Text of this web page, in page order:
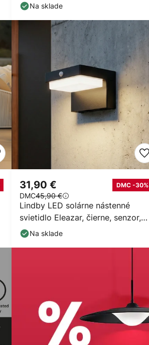
Na sklade
Lindby LED solárne nástenné
svietidlo Eleazar, čierne, senzor,
stmievateľné
31,90 € DMC -30%
DMC45,90 €
Na sklade